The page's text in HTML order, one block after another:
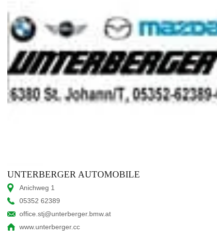
UNTERBERGER AUTOMOBILE
Anichweg 1
05352 62389
office.stj@unterberger.bmw.at
www.unterberger.cc